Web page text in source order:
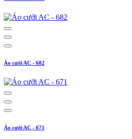
Áo cưới AC - 682
Áo cưới AC - 671